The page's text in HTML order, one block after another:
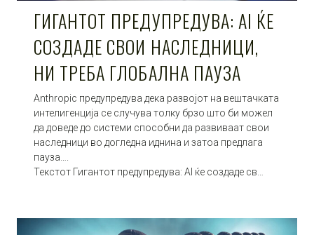
ГИГАНТОТ ПРЕДУПРЕДУВА: AI ЌЕ
СОЗДАДЕ СВОИ НАСЛЕДНИЦИ,
НИ ТРЕБА ГЛОБАЛНА ПАУЗА
Anthropic предупредува дека развојот на вештачката
интелигенција се случува толку брзо што би можел
да доведе до системи способни да развиваат свои
наследници во догледна иднина и затоа предлага
пауза….
Текстот Гигантот предупредува: AI ќе создаде св…